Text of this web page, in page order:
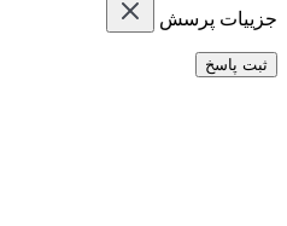
جزییات پرسش
ثبت پاسخ